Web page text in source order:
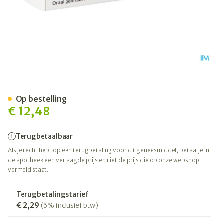
€ 12,48
Terugbetaalbaar
Als je recht hebt op een terugbetaling voor dit geneesmiddel, betaal je in
de apotheek een verlaagde prijs en niet de prijs die op onze webshop
vermeld staat.
Terugbetalingstarief
€ 2,29 (6% inclusief btw)
Op bestelling